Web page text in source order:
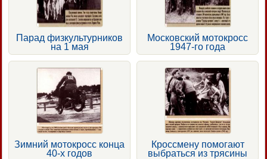
Парад физкультурников
на 1 мая
Московский мотокросс
1947-го года
Зимний мотокросс конца
40-х годов
Кроссмену помогают
выбраться из трясины